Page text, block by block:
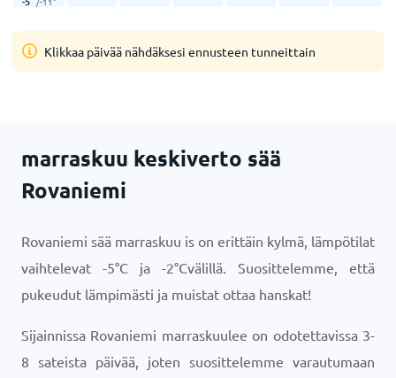
Klikkaa päivää nähdäksesi ennusteen tunneittain
marraskuu keskiverto sää
Rovaniemi
Rovaniemi sää marraskuu is on erittäin kylmä, lämpötilat
vaihtelevat -5°C ja -2°Cvälillä. Suosittelemme, että
pukeudut lämpimästi ja muistat ottaa hanskat!
Sijainnissa Rovaniemi marraskuulee on odotettavissa 3-
8 sateista päivää, joten suosittelemme varautumaan